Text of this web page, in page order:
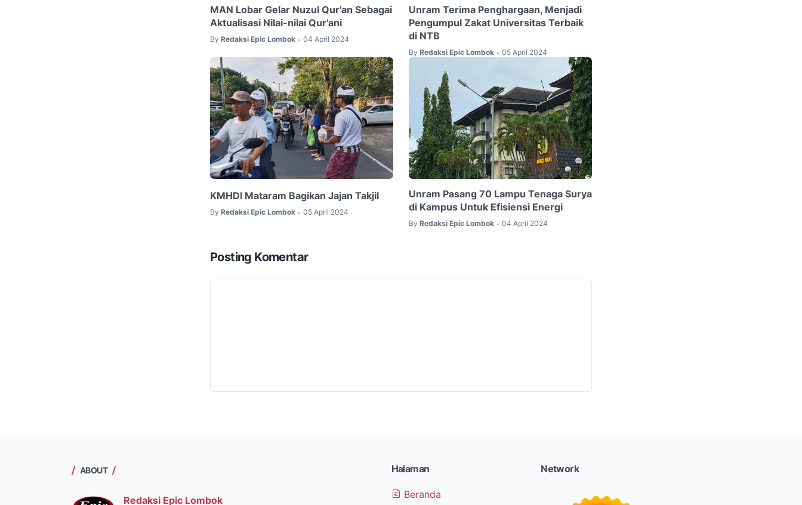
MAN Lobar Gelar Nuzul Qur'an Sebagai
Aktualisasi Nilai-nilai Qur'ani
By Redaksi Epic Lombok • 04 April 2024
Unram Terima Penghargaan, Menjadi
Pengumpul Zakat Universitas Terbaik
di NTB
By Redaksi Epic Lombok • 05 April 2024
KMHDI Mataram Bagikan Jajan Takjil
By Redaksi Epic Lombok • 05 April 2024
Unram Pasang 70 Lampu Tenaga Surya
di Kampus Untuk Efisiensi Energi
By Redaksi Epic Lombok • 04 April 2024
Posting Komentar
ABOUT
Redaksi Epic Lombok
Halaman
Beranda
Network